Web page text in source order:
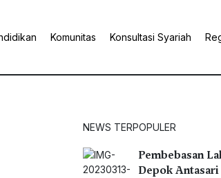
Komunitas Konsultasi Syariah
NEWS TERPOPULER
Pembebasan
Depok Antasari